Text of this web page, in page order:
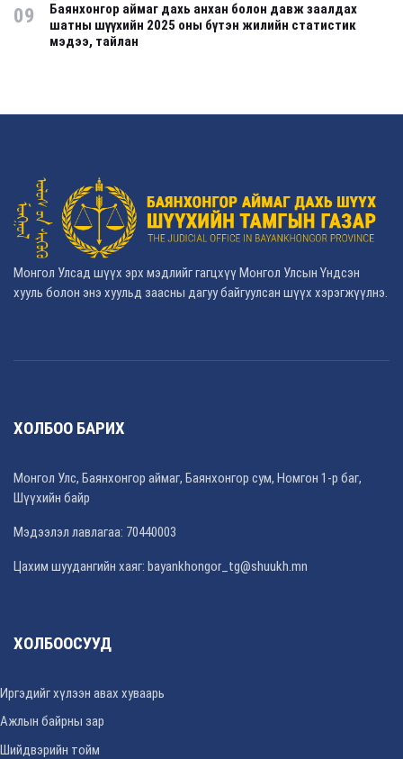
09
Баянхонгор аймаг дахь анхан болон давж заалдах
шатны шүүхийн 2025 оны бүтэн жилийн статистик
мэдээ, тайлан
Монгол Улсад шүүх эрх мэдлийг гагцхүү Монгол Улсын Үндсэн
хууль болон энэ хуульд заасны дагуу байгуулсан шүүх хэрэгжүүлнэ.
ХОЛБОО БАРИХ
Монгол Улс, Баянхонгор аймаг, Баянхонгор сум, Номгон 1-р баг,
Шүүхийн байр
Мэдээлэл лавлагаа: 70440003
Цахим шуудангийн хаяг: bayankhongor_tg@shuukh.mn
ХОЛБООСУУД
Иргэдийг хүлээн авах хуваарь
Ажлын байрны зар
Шийдвэрийн тойм